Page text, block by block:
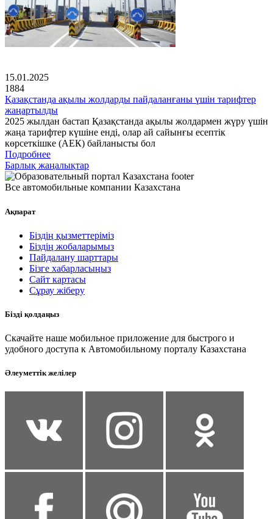
15.01.2025
1884
Қазақстанда ақылы жолдарды пайдаланғаны үшін тарифтер
жаңартылды
2025 жылдан бастап Қазақстанда ақылы жолдармен жүру үшін
жаңа тарифтер күшіне енді, олар ай сайынғы есептік
көрсеткішке (АЕК) байланысты бол
Подробнее
Барлық жаңалықтар
Все автомобильные компании Казахстана
Ақпарат
Біздің қызметтеріміз
Біздің жобаларымыз
Пайдалану шарттары
Бізге хабарласыңыз
Сайт картасы
Сұрау жіберу
Бізді қолдаңыз
Скачайте наше мобильное приложение для быстрого и
удобного доступа к Автомобильному порталу Казахстана
Әлеуметтік желілер